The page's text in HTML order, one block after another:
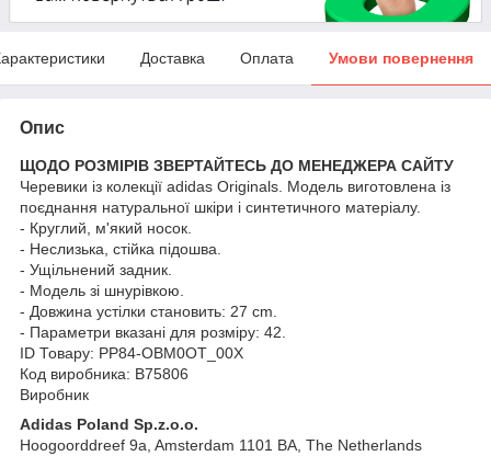
Доставка Оплата Умови повернення
Опис
ЩОДО РОЗМІРІВ ЗВЕРТАЙТЕСЬ ДО МЕНЕДЖЕРА САЙТУ
Черевики із колекції adidas Originals. Модель виготовлена із
поєднання натуральної шкіри і синтетичного матеріалу.
- Круглий, м'який носок.
- Неслизька, стійка підошва.
- Ущільнений задник.
- Модель зі шнурівкою.
- Довжина устілки становить: 27 cm.
- Параметри вказані для розміру: 42.
ID Товару: PP84-OBM0OT_00X
Код виробника: B75806
Виробник
Adidas Poland Sp.z.o.o.
Hoogoorddreef 9a, Amsterdam 1101 BA, The Netherlands